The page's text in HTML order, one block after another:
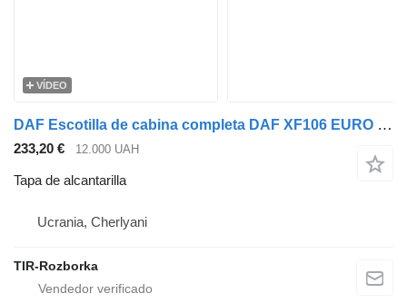
VÍDEO
DAF Escotilla de cabina completa DAF XF106 EURO 6 tapa de alcantarilla para DAF XF106 cabeza tractora
233,20 € 12.000 UAH
Tapa de alcantarilla
Ucrania, Cherlyani
TIR-Rozborka